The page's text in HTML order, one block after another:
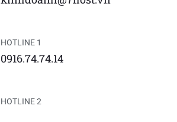
HOTLINE 1
0916.74.74.14
HOTLINE 2